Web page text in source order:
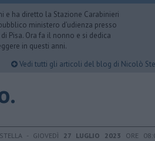
e ha diretto la Stazione Carabinieri
ministero d’udienza presso
Pisa. Ora fa il nonno e si dedica
in questi anni.
Vedi tutti gli articoli del blog di Nicolò
- GIOVEDÌ 27 LUGLIO 2023 ORE